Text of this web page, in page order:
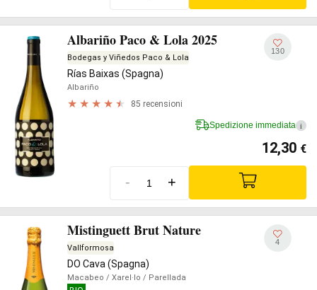
Albariño Paco & Lola 2025
Bodegas y Viñedos Paco & Lola
Rías Baixas (Spagna)
Albariño
85 recensioni
130
Spedizione immediata i
12,30 €
- +
Mistinguett Brut Nature
Vallformosa
DO Cava (Spagna)
Macabeo / Xarel·lo / Parellada
4